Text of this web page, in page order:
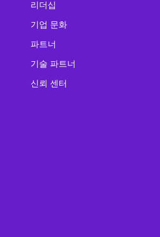
리더십
기업 문화
파트너
기술 파트너
신뢰 센터